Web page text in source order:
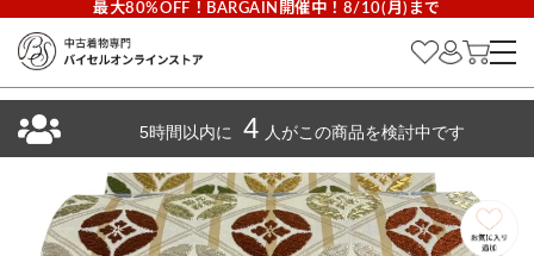
最大80%OFF！BARGAIN開催中！8/10(月)まで
5時間以内に 4 人がこの商品を検討中です